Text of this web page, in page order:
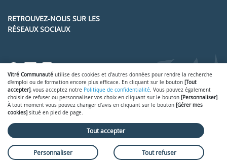
RETROUVEZ-NOUS SUR LES
RÉSEAUX SOCIAUX
Gérer mes cookies -Mentions légales-
Conditions générales d'utilisation
contacter- © 2026SmartForum
Plateforme emploi propulsée par
Vitré Communauté utilise des cookies et d'autres données pour rendre la recherche
d'emploi ou de formation encore plus efficace. En cliquant sur le bouton [Tout
accepter], vous acceptez notre Politique de confidentialité. Vous pouvez également
choisir de refuser ou personnaliser vos choix en cliquant sur le bouton [Personnaliser].
À tout moment vous pouvez changer d'avis en cliquant sur le bouton [Gérer mes
cookies] situé en pied de page.
Tout accepter
Personnaliser Tout refuser